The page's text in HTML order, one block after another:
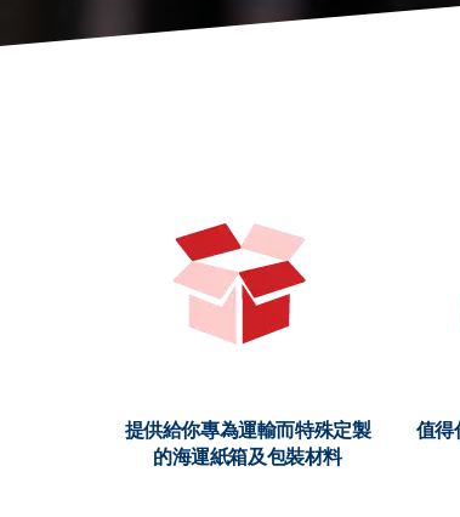
提供給你專為運輸而特殊定製
的海運紙箱及包裝材料
值得